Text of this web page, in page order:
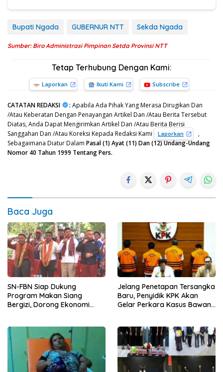
Bupati Ngada GUBERNUR NTT Sekda Ngada
Sumber: Biro Administrasi Pimpinan Setda Provinsi NTT
Tetap Terhubung Dengan Kami:
Laporkan Ikuti Kami Subscribe
CATATAN REDAKSI : Apabila Ada Pihak Yang Merasa Dirugikan Dan
/Atau Keberatan Dengan Penayangan Artikel Dan /Atau Berita Tersebut
Diatas, Anda Dapat Mengirimkan Artikel Dan /Atau Berita Berisi
Sanggahan Dan /Atau Koreksi Kepada Redaksi Kami
Laporkan
,
Sebagaimana Diatur Dalam Pasal (1) Ayat (11) Dan (12) Undang-Undang
Nomor 40 Tahun 1999 Tentang Pers.
Baca Juga
SN-FBN Siap Dukung
Program Makan Siang
Bergizi, Dorong Ekonomi
Jelang Penetapan Tersangka
Baru, Penyidik KPK Akan
Gelar Perkara Kasus Bawang